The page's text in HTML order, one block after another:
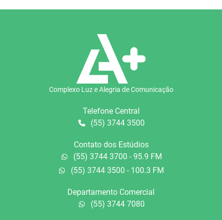
Complexo Luz e Alegria de Comunicação
Telefone Central
(55) 3744 3500
Contato dos Estúdios
(55) 3744 3700 - 95.9 FM
(55) 3744 3500 - 100.3 FM
Departamento Comercial
(55) 3744 7080